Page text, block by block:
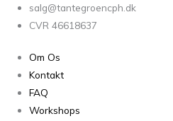
salg@tantegroencph.dk
CVR 46618637
Om Os
Kontakt
FAQ
Workshops